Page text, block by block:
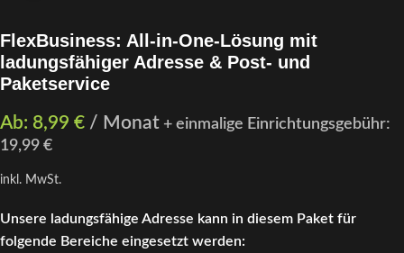
FlexBusiness: All-in-One-Lösung mit
ladungsfähiger Adresse & Post- und
Paketservice
Ab: 8,99 € / Monat + einmalige Einrichtungsgebühr:
19,99 €
inkl. MwSt.
Unsere ladungsfähige Adresse kann in diesem Paket für
folgende Bereiche eingesetzt werden: